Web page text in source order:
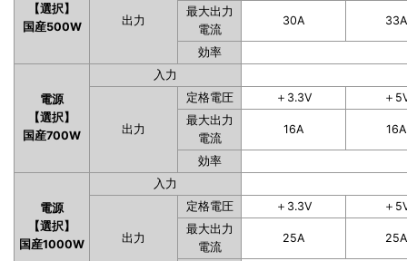
【選択】
国産500W
出力
最大出力
電流
30A 33A
効率
電源
【選択】
国産700W
入力
出力
定格電圧 ＋3.3V
＋
最大出力
電流
16A 16A
効率
電源
【選択】
国産1000W
入力
出力
定格電圧 ＋3.3V
＋
最大出力
電流
25A 25A